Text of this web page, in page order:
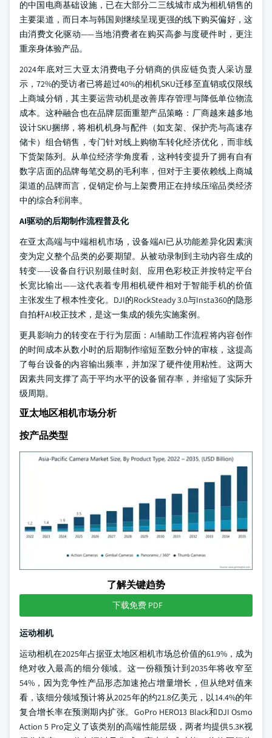
的中国电商基础设施，已在大部分二三线城市成为相机销售的
主要渠道，而日本与韩国则继续呈现更强的线下购买偏好，这
由消费文化驱动——当地消费者在购买高参与度硬件时，更注
重亲身体验产品。
2024年底对三大亚太消费电子分销商的供应链负责人采访显
示，72%的受访者已将超过40%的相机SKU迁移至直销或仅限线
上商城分销，其主要运营动机是改善库存管理与降低单位物流
成本。这种融合也在品牌层面重塑产品策略：厂商越来越多地
设计SKU捆绑，将相机机身与配件（如支架、保护壳与高速存
储卡）组合销售，专门针对线上购物车转化经济优化，而非线
下货架陈列。从单位经济学角度看，这种转变提升了拥有自有
数字店面的品牌每笔交易的毛利率，但对于主要依赖线上商城
渠道的品牌而言，促销定价与上架费用正在持续压缩品类经济
中的综合利润率。
AI驱动的后期制作流程普及化
在亚太高端与中端相机市场，设备端AI已从功能差异化因素演
变为定义整个品类的必要期望。从被动录制到主动内容生成的
转变——设备自行识别最佳时刻、应用色彩校正并按特定平台
长宽比输出——这代表着专用相机硬件相对于智能手机的价值
主张发生了根本性变化。DJI的RockSteady 3.0与Insta360的隐形
自拍杆AI校正技术，是这一集成的领先实施案例。
更具影响力的转变在于行为层面：AI辅助工作流程将内容创作
的时间成本从数小时的后期制作缩短至数分钟的审核，这提高
了每台设备的内容输出频率，并加深了硬件使用粘性。这两大
因素共同支撑了高于平均水平的设备留存率，并缩短了实际升
级周期。
亚太地区相机市场分析
按产品类型
了解关键趋势
下载免费 PDF
运动相机
运动相机在2025年占据亚太地区相机市场总价值的61.9%，成为
绝对收入最高的细分领域。这一份额预计到2035年将收窄至
54%，因为竞争性产品形态加速抢占增量增长，但从绝对值来
看，该细分领域预计将从2025年的约21.8亿美元，以14.4%的年
复合增长率在预测期内扩张。GoPro HERO13 Black和DJI Osmo
Action 5 Pro定义了该类别的高端性能层级，两者均提供5.3K视